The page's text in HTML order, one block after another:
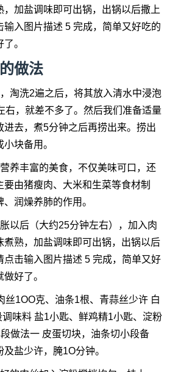
，加盐调味即可出锅，出锅以后撒上
输入图片描述 5 完成，简单又好吃的
。
做法
淘洗2遍之后，将其放入清水中浸泡
右，就差不多了。然后我们准备适量
进去，煮5分钟之后再捞出来。捞出
块备用。
养丰富的美食，不仅美味可口，还
要由猪瘦肉、大米和生菜等食材制
润燥养肺的作用。
以后（大约25分钟左右），加入肉
煮熟，加盐调味即可出锅，出锅以后
点击输入图片描述 5 完成，简单又好
好了。
丝1OO克、油条1根、青蒜丝少许 白
味料 盐1小匙、鲜鸡精1小匙、淀粉
做法一 皮蛋切块，油条切小段备
盐少许，腌1O分钟。